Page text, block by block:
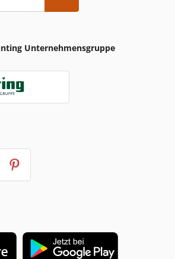
Unternehmensgruppe